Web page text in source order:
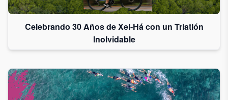
Celebrando 30 Años de Xel-Há con un Triatlón
Inolvidable